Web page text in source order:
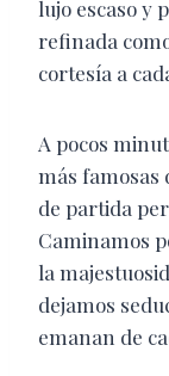
lujo escaso y
refinada
cortesía a
A pocos
más famosas
de partida
Caminamos
la
dejamos
emanan de